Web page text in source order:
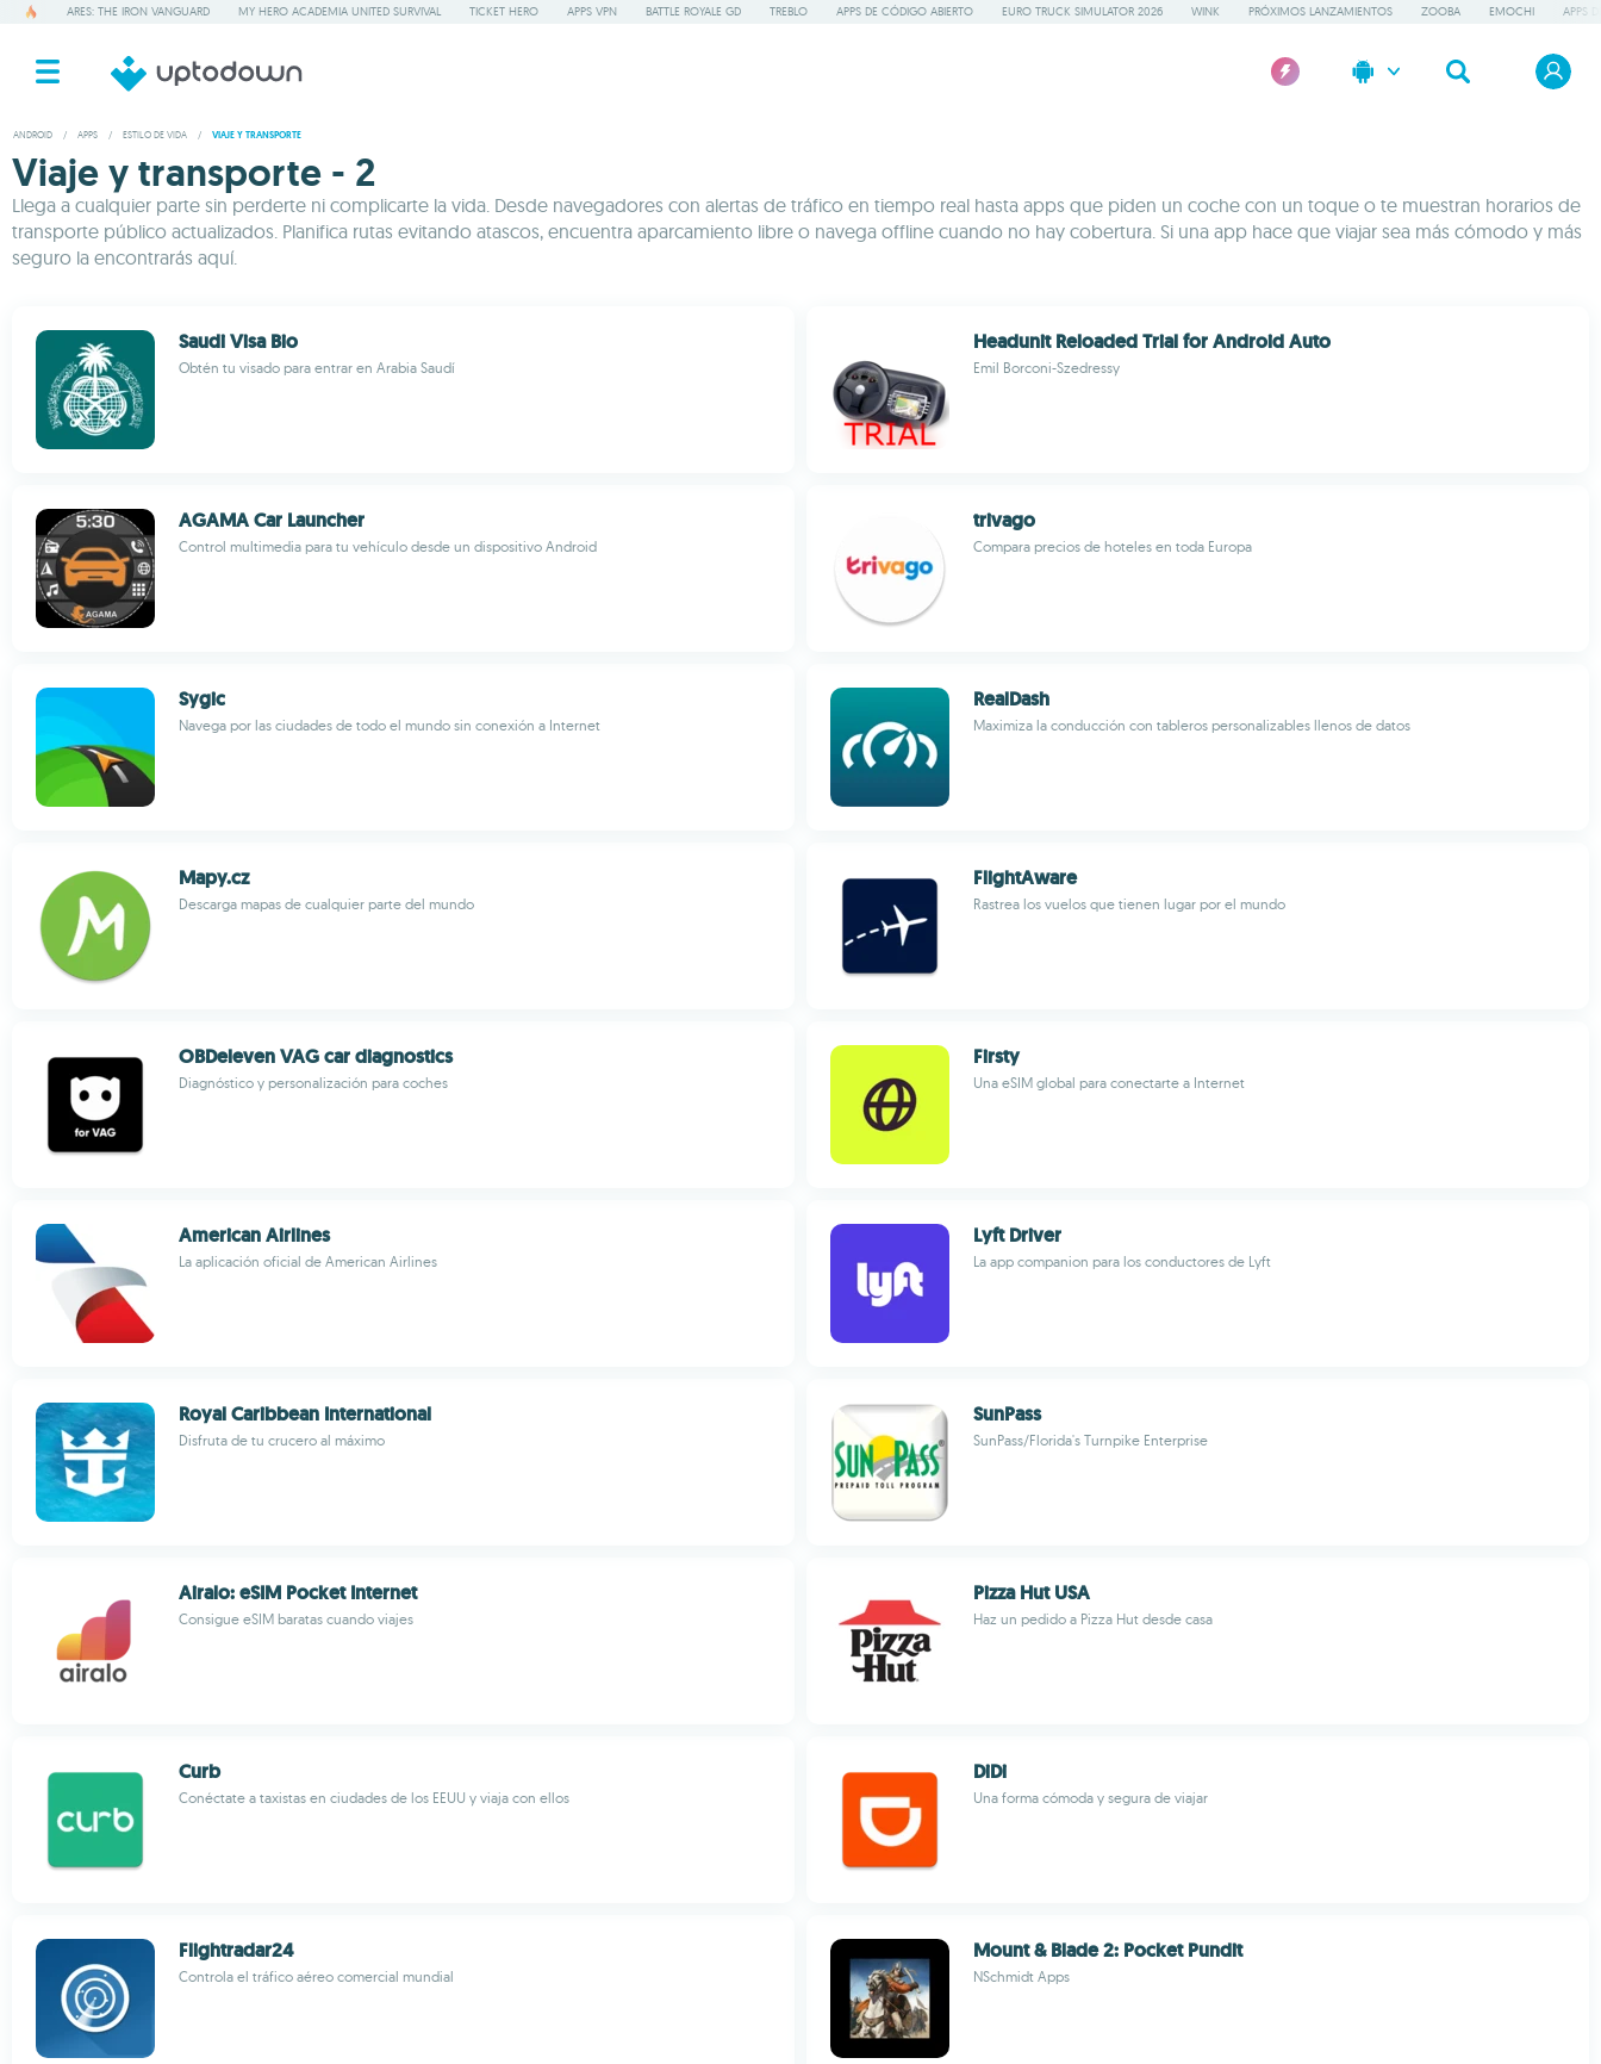
ARES: THE IRON VANGUARD MY HERO ACADEMIA UNITED SURVIVAL TICKET HERO APPS VPN BATTLE ROYALE GD TREBLO APPS DE CÓDIGO ABIERTO EURO TRUCK SIMULATOR 2026 WINK PRÓXIMOS LANZAMIENTOS ZOOBA EMOCHI APPS
ANDROID / APPS / ESTILO DE VIDA / VIAJE Y TRANSPORTE
Viaje y transporte - 2
Llega a cualquier parte sin perderte ni complicarte la vida. Desde navegadores con alertas de tráfico en tiempo real hasta apps que piden un coche con un toque o te muestran horarios de
transporte público actualizados. Planifica rutas evitando atascos, encuentra aparcamiento libre o navega offline cuando no hay cobertura. Si una app hace que viajar sea más cómodo y más
seguro la encontrarás aquí.
Saudi Visa Bio
Obtén tu visado para entrar en Arabia Saudí
Headunit Reloaded Trial for Android Auto
Emil Borconi-Szedressy
AGAMA Car Launcher
Control multimedia para tu vehículo desde un dispositivo Android
trivago
Compara precios de hoteles en toda Europa
Sygic
Navega por las ciudades de todo el mundo sin conexión a Internet
RealDash
Maximiza la conducción con tableros personalizables llenos de datos
Mapy.cz
Descarga mapas de cualquier parte del mundo
FlightAware
Rastrea los vuelos que tienen lugar por el mundo
OBDeleven VAG car diagnostics
Diagnóstico y personalización para coches
Firsty
Una eSIM global para conectarte a Internet
American Airlines
La aplicación oficial de American Airlines
Lyft Driver
La app companion para los conductores de Lyft
Royal Caribbean International
Disfruta de tu crucero al máximo
SunPass
SunPass/Florida's Turnpike Enterprise
Airalo: eSIM Pocket Internet
Consigue eSIM baratas cuando viajes
Pizza Hut USA
Haz un pedido a Pizza Hut desde casa
Curb
Conéctate a taxistas en ciudades de los EEUU y viaja con ellos
DiDi
Una forma cómoda y segura de viajar
Flightradar24
Controla el tráfico aéreo comercial mundial
Mount & Blade 2: Pocket Pundit
NSchmidt Apps